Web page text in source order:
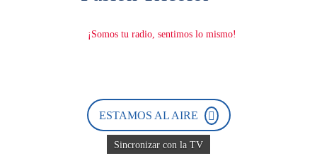
r
g
á
n
ESTAMOS AL AIRE
Sincronizar con la TV